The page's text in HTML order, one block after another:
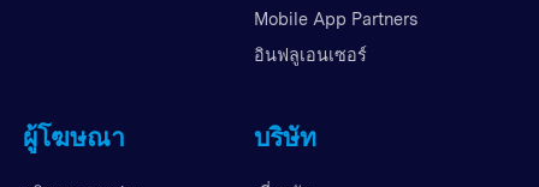
Mobile App Partners
อินฟลูเอนเซอร์
ผู้โฆษณา บริษัท